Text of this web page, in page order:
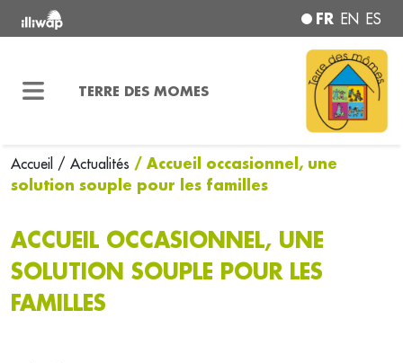
FR EN ES
TERRE DES MOMES
Accueil / Actualités / Accueil occasionnel, une
solution souple pour les familles
ACCUEIL OCCASIONNEL, UNE
SOLUTION SOUPLE POUR LES
FAMILLES